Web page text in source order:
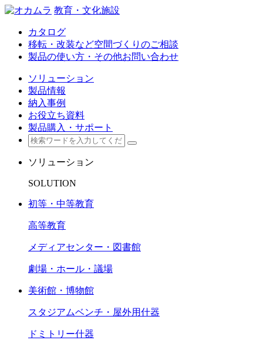
教育・文化施設
カタログ
移転・改装など空間づくりのご相談
製品の使い方・その他お問い合わせ
ソリューション
製品情報
納入事例
お役立ち資料
製品購入・サポート
ソリューション
SOLUTION
初等・中等教育
高等教育
メディアセンター・図書館
劇場・ホール・議場
美術館・博物館
スタジアムベンチ・屋外用什器
ドミトリー什器